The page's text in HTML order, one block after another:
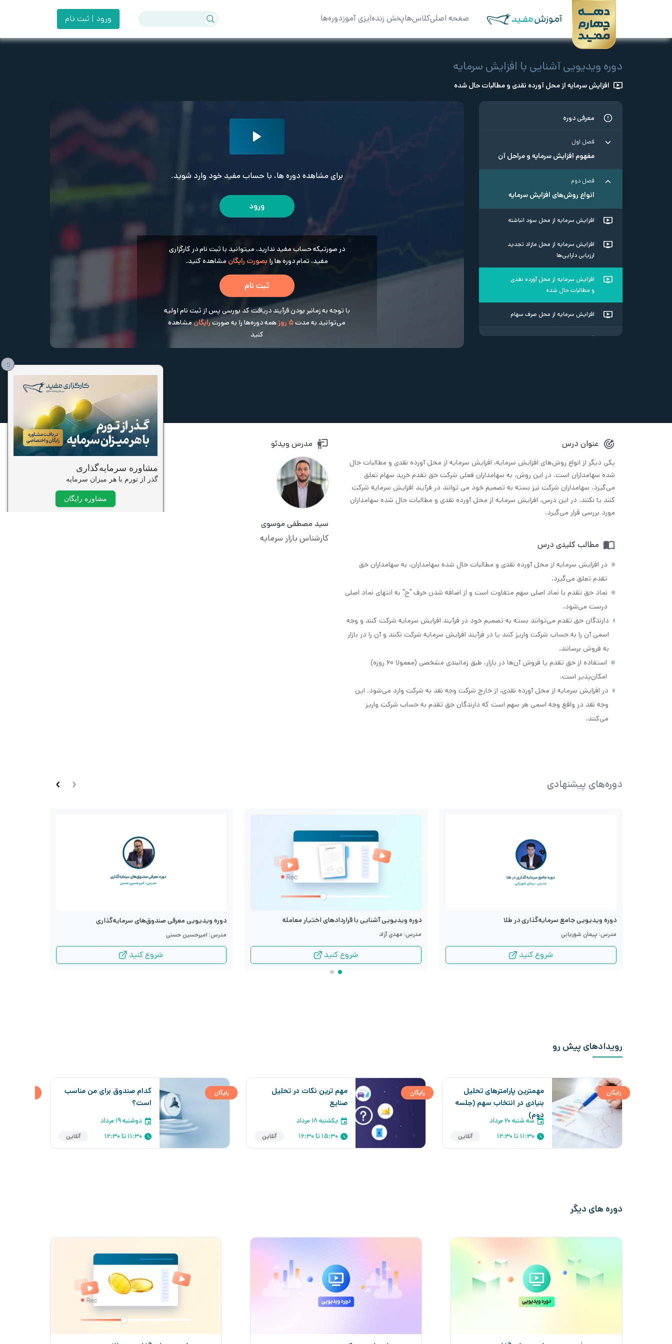
صفحه اصلیکلاس‌هاپخش زندهایزی آموزدوره‌ها ورود | ثبت نام
دوره ویدیویی آشنایی با افزایش سرمایه
افزایش سرمایه از محل آورده نقدی و مطالبات حال شده
معرفی دوره
فصل اول
مفهوم افزایش سرمایه و مراحل آن
فصل دوم
انواع روش‌های افزایش سرمایه
افزایش سرمایه از محل سود انباشته
افزایش سرمایه از محل مازاد تجدید
ارزیابی دارایی‌ها
افزایش سرمایه از محل آورده نقدی
و مطالبات حال شده
افزایش سرمایه از محل صرف سهام
فصل سوم
برای مشاهده دوره ها، با حساب مفید خود وارد شوید.
ورود
در صورتیکه حساب مفید ندارید، میتوانید با ثبت نام در کارگزاری
مفید، تمام دوره ها را بصورت رایگان مشاهده کنید.
ثبت نام
با توجه به زمانبر بودن فرآیند دریافت کد بورسی پس از ثبت نام اولیه
می‌توانید به مدت5 روز همه دوره‌ها را به صورت رایگانمشاهده
کنید
عنوان درس
یکی دیگر از انواع روش‌های افزایش سرمایه، افزایش سرمایه از محل آورده نقدی و مطالبات حال
شده سهامداران است. در این روش، به سهامداران فعلی شرکت حق تقدم خرید سهام تعلق
می‌گیرد. سهامداران شرکت نیز بسته به تصمیم خود می توانند در فرآیند افزایش سرمایه شرکت
کنند یا نکنند. در این درس، افزایش سرمایه از محل آورده نقدی و مطالبات حال شده سهامداران
مورد بررسی قرار می‌گیرد.
مطالب کلیدی درس
در افزایش سرمایه از محل آورده نقدی و مطالبات حال شده سهامداران، به سهامداران حق
تقدم تعلق می‌گیرد.
نماد حق تقدم با نماد اصلی سهم متفاوت است و از اضافه شدن حرف "ح" به انتهای نماد اصلی
درست می‌شود.
دارندگان حق تقدم می‌توانند بسته به تصمیم خود در فرآیند افزایش سرمایه شرکت کنند و وجه
اسمی آن را به حساب شرکت واریز کنند یا در فرآیند افزایش سرمایه شرکت نکنند و آن را در بازار
به فروش برسانند.
استفاده از حق تقدم یا فروش آن‌ها در بازار، طبق زمانبندی مشخصی (معمولا ۶۰ روزه)
امکان‌پذیر است.
در افزایش سرمایه از محل آورده نقدی، از خارج شرکت وجه نقد به شرکت وارد می‌شود. این
وجه نقد در واقع وجه اسمی هر سهم است که دارندگان حق تقدم به حساب شرکت واریز
می‌کنند.
مدرس ویدئو
سید مصطفی موسوی
کارشناس بازار سرمایه
دوره‌های پیشنهادی
دوره ویدیویی جامع سرمایه‌گذاری در طلا
مدرس: پیمان شوریابی
شروع کنید
دوره ویدیویی آشنایی با قراردادهای اختیار معامله
مدرس: مهدی آزاد
شروع کنید
دوره ویدیویی معرفی صندوق‌های سرمایه‌گذاری
مدرس: امیرحسین حسنی
شروع کنید
رویدادهای پیش رو
مهمترین پارامترهای تحلیل
بنیادی در انتخاب سهم (جلسه
دوم)
سه شنبه ۲۰ مرداد
11:30 تا 12:30
آنلاین
رایگان
مهم ترین نکات در تحلیل
صنایع
یکشنبه ۱۸ مرداد
15:30 تا 16:30
آنلاین
رایگان
کدام صندوق برای من مناسب
است؟
دوشنبه ۱۹ مرداد
11:30 تا 12:30
آنلاین
رایگان
دوره های دیگر